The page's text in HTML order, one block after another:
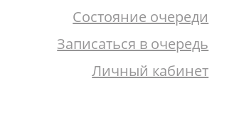
Состояние очереди
Записаться в очередь
Личный кабинет